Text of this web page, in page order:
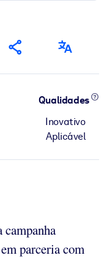
Qualidades
Inovativo
Aplicável
parceria com